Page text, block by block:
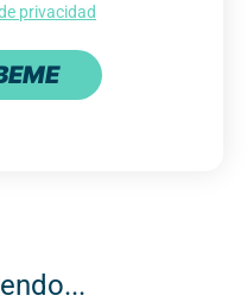
privacidad